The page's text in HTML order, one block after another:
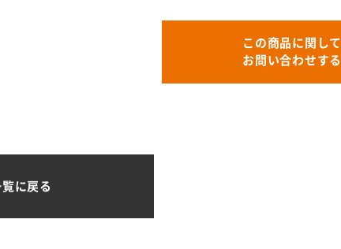
この商品に関して
お問い合わせする
に戻る